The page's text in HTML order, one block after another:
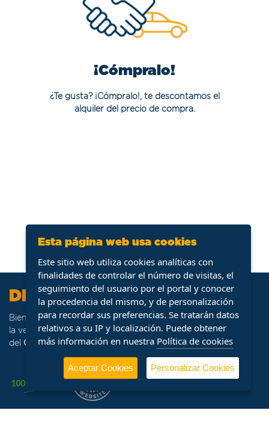
¡Cómpralo!
¿Te gusta? ¡Cómpralo!, te descontamos el
alquiler del precio de compra.
DFM Ocasión
Bienvenido aDFM Ocasión, portal web especializado en
la venta de stock de vehículos procedentes de la flota
del Grupo DFM.
Esta página web usa cookies
Este sitio web utiliza cookies analíticas con
finalidades de controlar el número de visitas, el
seguimiento del usuario por el portal y conocer
la procedencia del mismo, y de personalización
para recordar sus preferencias. Se tratarán datos
relativos a su IP y localización. Puede obtener
más información en nuestra Política de cookies
Aceptar Cookies Personalizar Cookies